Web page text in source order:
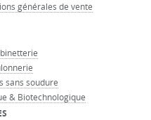
générales de vente
sans soudure
& Biotechnologique